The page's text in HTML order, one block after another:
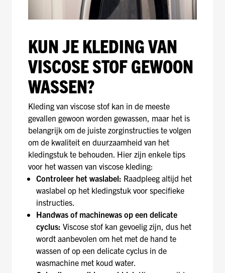
KUN JE KLEDING VAN
VISCOSE STOF GEWOON
WASSEN?
Kleding van viscose stof kan in de meeste
gevallen gewoon worden gewassen, maar het is
belangrijk om de juiste zorginstructies te volgen
om de kwaliteit en duurzaamheid van het
kledingstuk te behouden. Hier zijn enkele tips
voor het wassen van viscose kleding:
Controleer het waslabel: Raadpleeg altijd het
waslabel op het kledingstuk voor specifieke
instructies.
Handwas of machinewas op een delicate
cyclus: Viscose stof kan gevoelig zijn, dus het
wordt aanbevolen om het met de hand te
wassen of op een delicate cyclus in de
wasmachine met koud water.